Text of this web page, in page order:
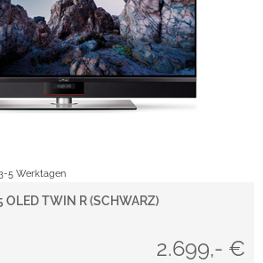
5 Werktagen
OLED TWIN R (SCHWARZ)
2.699,- €